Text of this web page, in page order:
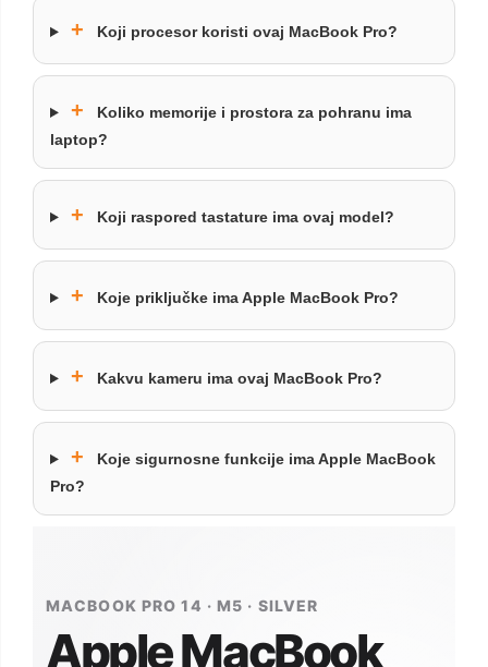
+ Koji procesor koristi ovaj MacBook Pro?
+
Koliko memorije i prostora za pohranu ima
laptop?
+ Koji raspored tastature ima ovaj model?
+ Koje priključke ima Apple MacBook Pro?
+ Kakvu kameru ima ovaj MacBook Pro?
+
Koje sigurnosne funkcije ima Apple MacBook
Pro?
MACBOOK PRO 14 · M5 · SILVER
Apple MacBook